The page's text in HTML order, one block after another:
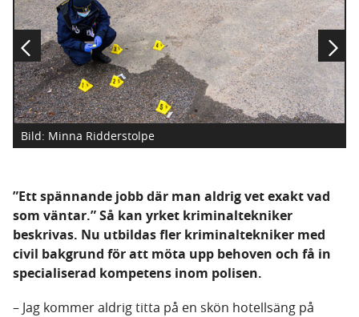
d
Bild: Minna Ridderstolpe
”Ett spännande jobb där man aldrig vet exakt vad
som väntar.” Så kan yrket kriminaltekniker
beskrivas. Nu utbildas fler kriminaltekniker med
civil bakgrund för att möta upp behoven och få in
specialiserad kompetens inom polisen.
– Jag kommer aldrig titta på en skön hotellsäng på